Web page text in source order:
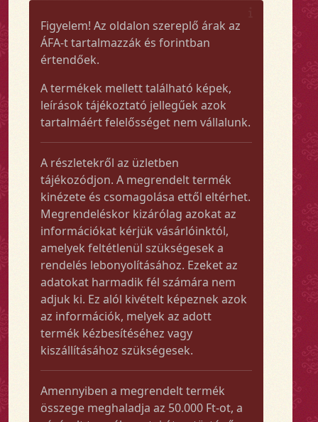
Figyelem! Az oldalon szereplő árak az
ÁFA-t tartalmazzák és forintban
értendőek.
A termékek mellett található képek,
leírások tájékoztató jellegűek azok
tartalmáért felelősséget nem vállalunk.
A részletekről az üzletben
tájékozódjon. A megrendelt termék
kinézete és csomagolása ettől eltérhet.
Megrendeléskor kizárólag azokat az
információkat kérjük vásárlóinktól,
amelyek feltétlenül szükségesek a
rendelés lebonyolításához. Ezeket az
adatokat harmadik fél számára nem
adjuk ki. Ez alól kivételt képeznek azok
az információk, melyek az adott
termék kézbesítéséhez vagy
kiszállításához szükségesek.
Amennyiben a megrendelt termék
összege meghaladja az 50.000 Ft-ot, a